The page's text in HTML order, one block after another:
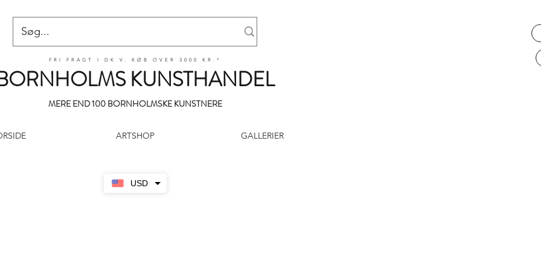
USD
FRI FRAGT I DK V. KØB OVER 3000 KR.*
KUNSTHANDEL
MERE END 100 BORNHOLMSKE KUNSTNERE
ARTSHOP GALLERIER